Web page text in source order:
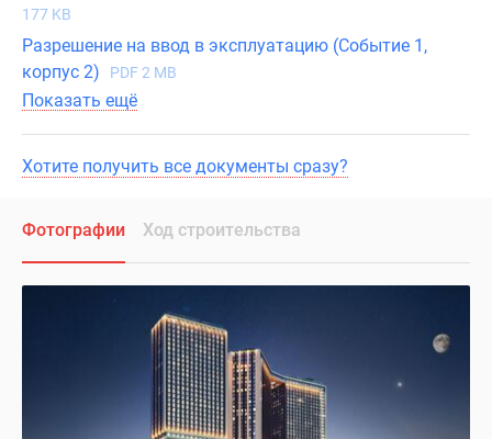
177 KB
Разрешение на ввод в эксплуатацию (Событие 1,
корпус 2)
PDF 2 MB
Показать ещё
Хотите получить все документы сразу?
Фотографии Ход строительства